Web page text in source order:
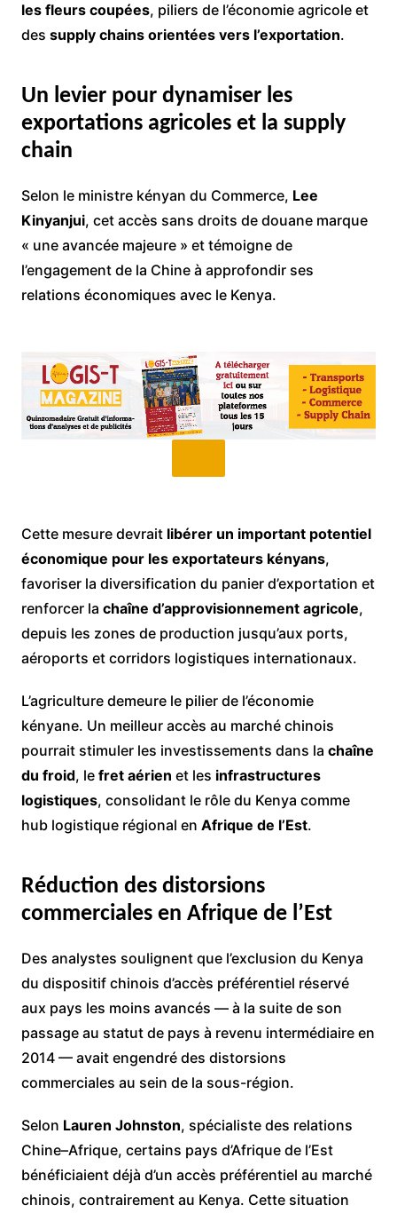
les fleurs coupées, piliers de l’économie agricole et
des supply chains orientées vers l’exportation.
Un levier pour dynamiser les
exportations agricoles et la supply
chain
Selon le ministre kényan du Commerce, Lee
Kinyanjui, cet accès sans droits de douane marque
« une avancée majeure » et témoigne de
l’engagement de la Chine à approfondir ses
relations économiques avec le Kenya.
Cette mesure devrait libérer un important potentiel
économique pour les exportateurs kényans,
favoriser la diversification du panier d’exportation et
renforcer la chaîne d’approvisionnement agricole,
depuis les zones de production jusqu’aux ports,
aéroports et corridors logistiques internationaux.
L’agriculture demeure le pilier de l’économie
kényane. Un meilleur accès au marché chinois
pourrait stimuler les investissements dans la chaîne
du froid, le fret aérien et les infrastructures
logistiques, consolidant le rôle du Kenya comme
hub logistique régional en Afrique de l’Est.
Réduction des distorsions
commerciales en Afrique de l’Est
Des analystes soulignent que l’exclusion du Kenya
du dispositif chinois d’accès préférentiel réservé
aux pays les moins avancés — à la suite de son
passage au statut de pays à revenu intermédiaire en
2014 — avait engendré des distorsions
commerciales au sein de la sous-région.
Selon Lauren Johnston, spécialiste des relations
Chine–Afrique, certains pays d’Afrique de l’Est
bénéficiaient déjà d’un accès préférentiel au marché
chinois, contrairement au Kenya. Cette situation